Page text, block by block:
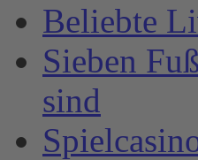
Beliebte
Sieben
sind